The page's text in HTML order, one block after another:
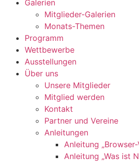
Galerien
Mitglieder-Galerien
Monats-Themen
Programm
Wettbewerbe
Ausstellungen
Über uns
Unsere Mitglieder
Mitglied werden
Kontakt
Partner und Vereine
Anleitungen
Anleitung
Anleitung „Was ist